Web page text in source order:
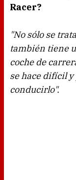
Racer?
"No sólo se
también tiene
coche de
se hace difícil
conducirlo".